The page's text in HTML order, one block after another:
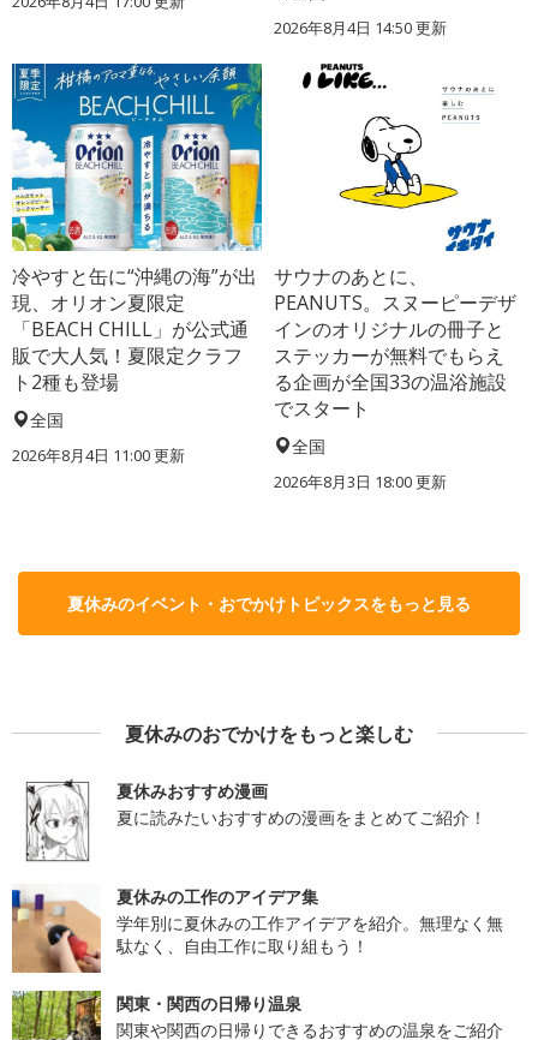
2026年8月4日 14:50更新
冷やすと缶に“沖縄の海”が出
現、オリオン夏限定
「BEACH CHILL」が公式通
販で大人気！夏限定クラフ
ト2種も登場
全国
2026年8月4日 11:00更新
サウナのあとに、
PEANUTS。スヌーピーデザ
インのオリジナルの冊子と
ステッカーが無料でもらえ
る企画が全国33の温浴施設
でスタート
全国
2026年8月3日 18:00更新
夏休みのイベント・おでかけトピックスをもっと見る
夏休みのおでかけをもっと楽しむ
夏休みおすすめ漫画
夏に読みたいおすすめの漫画をまとめてご紹介！
夏休みの工作のアイデア集
学年別に夏休みの工作アイデアを紹介。無理なく無
駄なく、自由工作に取り組もう！
関東・関西の日帰り温泉
関東や関西の日帰りできるおすすめの温泉をご紹介